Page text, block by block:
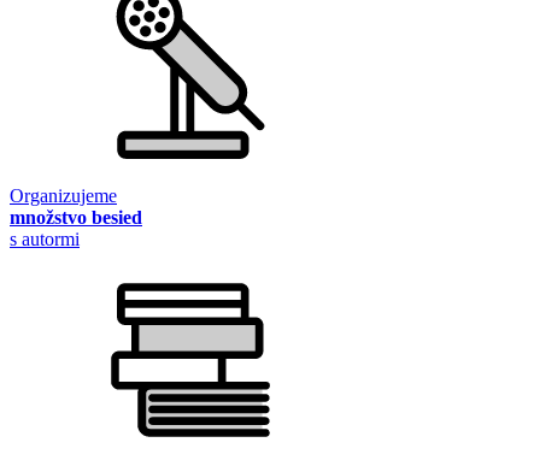
Organizujeme
množstvo besied
s autormi